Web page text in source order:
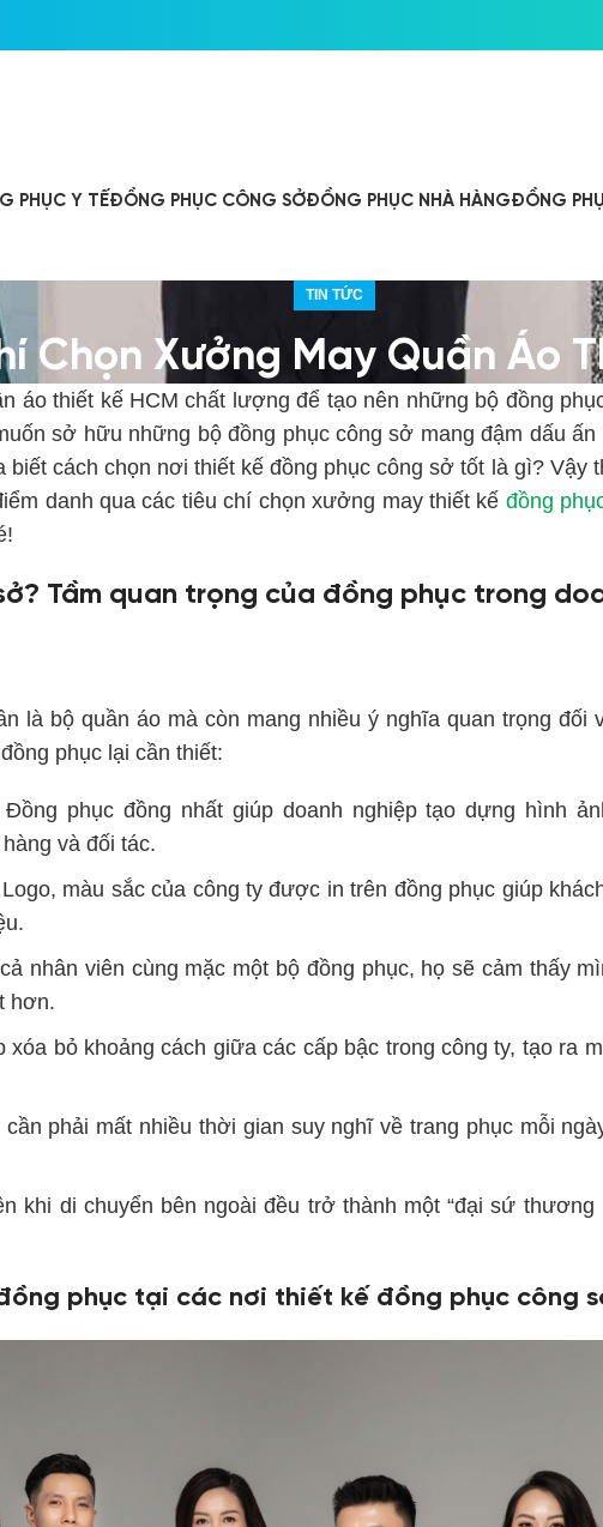
PHỤC Y TẾĐỒNG PHỤC CÔNG SỞĐỒNG PHỤC NHÀ HÀNGĐỒNG
TIN TỨC
Chọn Xưởng May Quần Áo
áo thiết kế HCM chất lượng để tạo nên những bộ đồng
sở hữu những bộ đồng phục công sở mang đậm dấu ấn
cách chọn nơi thiết kế đồng phục công sở tốt là gì? Vậy
danh qua các tiêu chí chọn xưởng may thiết kế đồng
Tầm quan trọng của đồng phục trong
là bộ quần áo mà còn mang nhiều ý nghĩa quan trọng đối
phục lại cần thiết:
phục đồng nhất giúp doanh nghiệp tạo dựng hình
và đối tác.
màu sắc của công ty được in trên đồng phục giúp
nhân viên cùng mặc một bộ đồng phục, họ sẽ cảm thấy
hơn.
bỏ khoảng cách giữa các cấp bậc trong công ty, tạo ra
phải mất nhiều thời gian suy nghĩ về trang phục mỗi
khi di chuyển bên ngoài đều trở thành một “đại sứ thương
phục tại các nơi thiết kế đồng phục công